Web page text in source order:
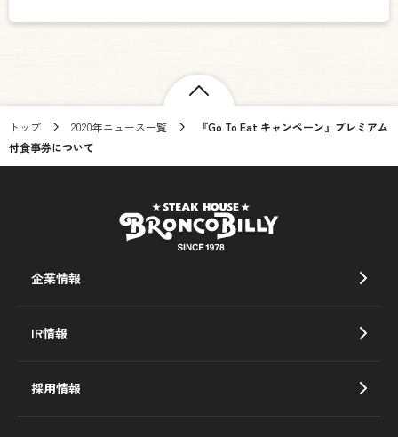
トップ 2020年ニュース一覧
『Go To Eat キャンペーン』プレミアム
付食事券について
企業情報
IR情報
採用情報